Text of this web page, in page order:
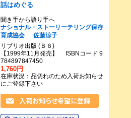
話はめぐる
聞き手から語り手へ
ナショナル・ストーリーテリング保存
育成協会
佐藤涼子
リブリオ出版 (Ｂ６)
【1999年11月発売】 ISBNコード 9
784897847450
1,760円
在庫状況：品切れのため入荷お知らせ
にご登録下さい